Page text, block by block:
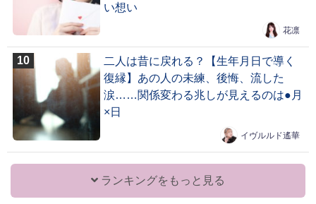
い想い
花凛
二人は昔に戻れる？【生年月日で導く
復縁】あの人の未練、後悔、流した
涙……関係変わる兆しが見えるのは●月
×日
イヴルルド遙華
ランキングをもっと見る